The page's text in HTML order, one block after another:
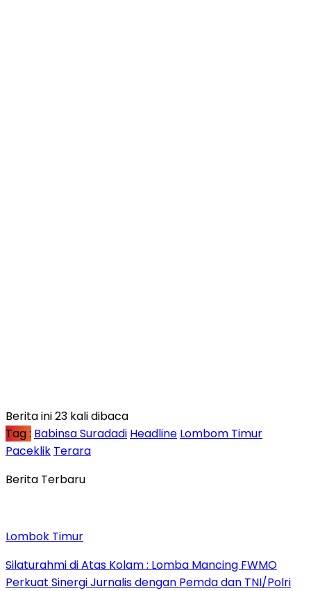
Berita ini 23 kali dibaca
Tag : Babinsa Suradadi Headline Lombom Timur
Paceklik Terara
Berita Terbaru
Lombok Timur
Silaturahmi di Atas Kolam : Lomba Mancing FWMO
Perkuat Sinergi Jurnalis dengan Pemda dan TNI/Polri